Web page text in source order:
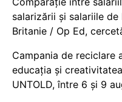
salarizării și salariile
Britanie / Op Ed,
Campania de reciclare
educația și
UNTOLD, între 6 și 9